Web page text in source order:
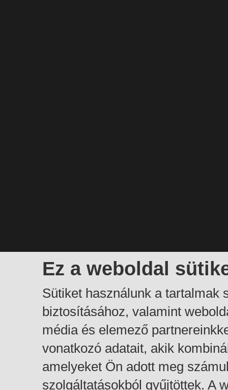
Ez a weboldal
Sütiket használunk a tartalmak
biztosításához, valamint
média és elemező
vonatkozó adatait, akik
amelyeket Ön adott meg
szolgáltatásokból gyűjtöttek. A